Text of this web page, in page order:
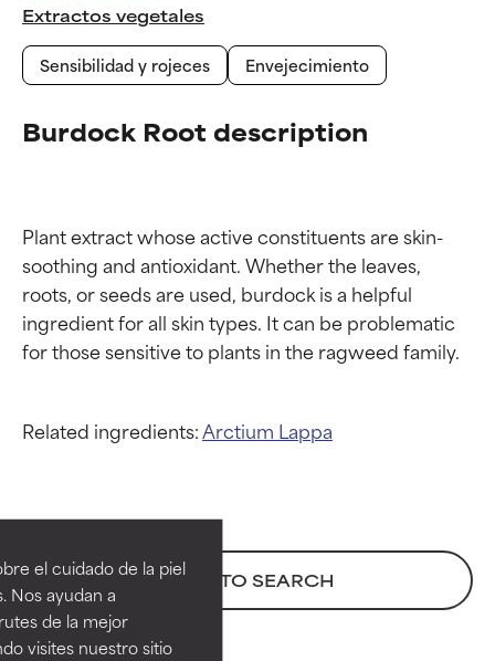
el cuidado de la piel
Nos ayudan a
de la mejor
visites nuestro sitio
Extractos vegetales
Sensibilidad y rojeces
Envejecimiento
Burdock Root description
Plant extract whose active constituents are skin-
soothing and antioxidant. Whether the leaves,
roots, or seeds are used, burdock is a helpful
ingredient for all skin types. It can be problematic
Related ingredients:Arctium Lappa
BACK TO SEARCH
ingredientes
EXCELENTE
Ingrediente sobresaliente con
beneficios reales para la piel. Su
ingredientes
EXCELENTE
Ingrediente sobresaliente con
beneficios reales para la piel. Su